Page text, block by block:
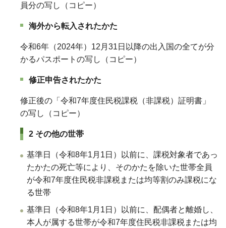
員分の写し（コピー）
海外から転入されたかた
令和6年（2024年）12月31日以降の出入国の全てが分
かるパスポートの写し（コピー）
修正申告されたかた
修正後の「令和7年度住民税課税（非課税）証明書」
の写し（コピー）
2 その他の世帯
基準日（令和8年1月1日）以前に、課税対象者であっ
たかたの死亡等により、そのかたを除いた世帯全員
が令和7年度住民税非課税または均等割のみ課税にな
る世帯
基準日（令和8年1月1日）以前に、配偶者と離婚し、
本人が属する世帯が令和7年度住民税非課税または均